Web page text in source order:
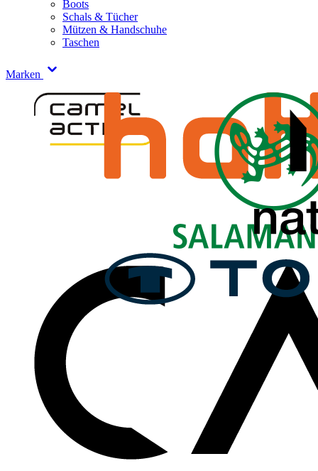
Boots
Schals & Tücher
Mützen & Handschuhe
Taschen
Marken